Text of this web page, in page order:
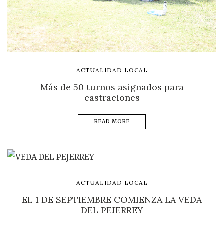
ACTUALIDAD LOCAL
Más de 50 turnos asignados para
castraciones
READ MORE
ACTUALIDAD LOCAL
EL 1 DE SEPTIEMBRE COMIENZA LA VEDA
DEL PEJERREY